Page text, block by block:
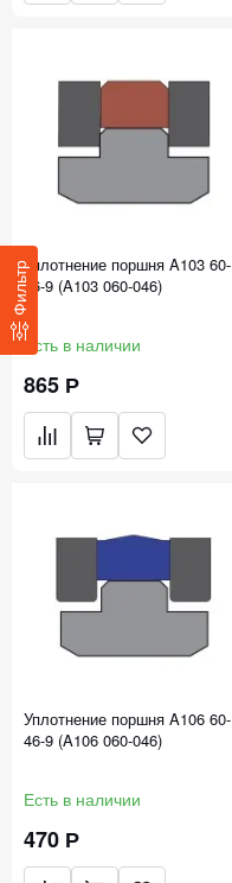
ФильтрУплотнение поршня A103 60-
46-9 (A103 060-046)
Есть в наличии
865 Р
Уплотнение поршня A106 60-
46-9 (A106 060-046)
Есть в наличии
470 Р